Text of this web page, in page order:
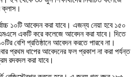
ক্লাস।
১০টি আবেদন করা যাবে। এজন্য নেয়া হবে ১৫০
একটি করে কলেজে আবেদন করা যাবে। দিতে
বেশি প্রতিষ্ঠানে আবেদন করতে পারবে না।
প্রথম ধাপের আবেদনের ফল প্রকাশ না করা পর্যন্ত
রদবদল করা যাবে।